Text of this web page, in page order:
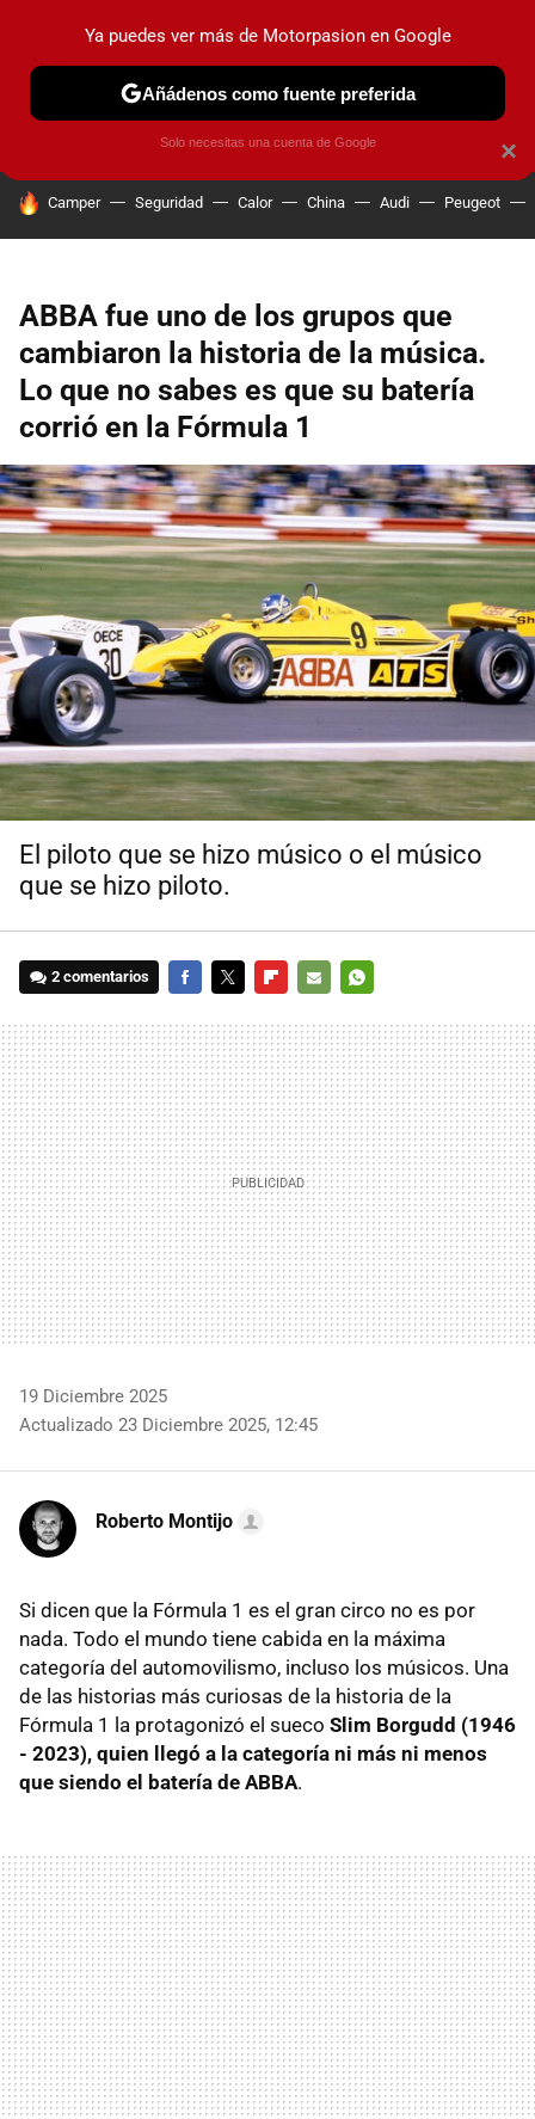
PRUEBAS COCHES ELÉCTRICOS OBSERVATORIO
HOY SE HABLA DE
Camper Seguridad Calor China Audi Peugeot
ABBA fue uno de los grupos que
cambiaron la historia de la música.
Lo que no sabes es que su batería
corrió en la Fórmula 1
El piloto que se hizo músico o el músico
que se hizo piloto.
2 comentarios
MAIL
19 Diciembre 2025
Actualizado 23 Diciembre 2025, 12:45
Roberto Montijo
Si dicen que la Fórmula 1 es el gran circo no es por
nada. Todo el mundo tiene cabida en la máxima
categoría del automovilismo, incluso los músicos. Una
de las historias más curiosas de la historia de la
Fórmula 1 la protagonizó el sueco Slim Borgudd (1946
- 2023), quien llegó a la categoría ni más ni menos
que siendo el batería de ABBA.
×
Ya puedes ver más de Motorpasion en Google
Añádenos como fuente preferida
Solo necesitas una cuenta de Google